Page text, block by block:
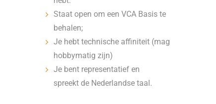
Staat open om een VCA Basis te
behalen;
Je hebt technische affiniteit (mag
hobbymatig zijn)
Je bent representatief en
spreekt de Nederlandse taal.